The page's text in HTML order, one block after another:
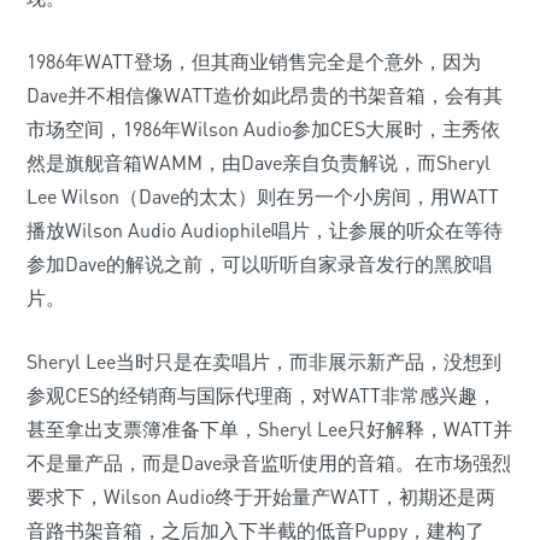
1986年WATT登场，但其商业销售完全是个意外，因为
Dave并不相信像WATT造价如此昂贵的书架音箱，会有其
市场空间，1986年Wilson Audio参加CES大展时，主秀依
然是旗舰音箱WAMM，由Dave亲自负责解说，而Sheryl
Lee Wilson（Dave的太太）则在另一个小房间，用WATT
播放Wilson Audio Audiophile唱片，让参展的听众在等待
参加Dave的解说之前，可以听听自家录音发行的黑胶唱
片。
Sheryl Lee当时只是在卖唱片，而非展示新产品，没想到
参观CES的经销商与国际代理商，对WATT非常感兴趣，
甚至拿出支票簿准备下单，Sheryl Lee只好解释，WATT并
不是量产品，而是Dave录音监听使用的音箱。在市场强烈
要求下，Wilson Audio终于开始量产WATT，初期还是两
音路书架音箱，之后加入下半截的低音Puppy，建构了